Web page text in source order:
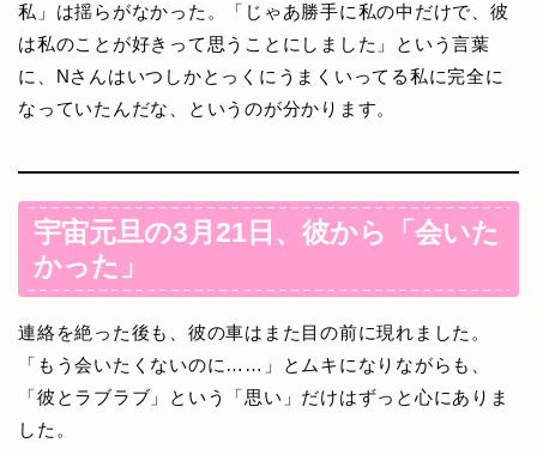
私」は揺らがなかった。「じゃあ勝手に私の中だけで、彼
は私のことが好きって思うことにしました」という言葉
に、Nさんはいつしかとっくにうまくいってる私に完全に
なっていたんだな、というのが分かります。
宇宙元旦の3月21日、彼から「会いた
かった」
連絡を絶った後も、彼の車はまた目の前に現れました。
「もう会いたくないのに……」とムキになりながらも、
「彼とラブラブ」という「思い」だけはずっと心にありま
した。